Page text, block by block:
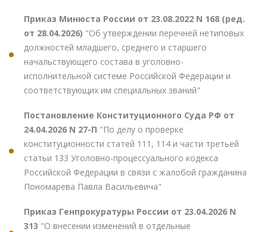
Приказ Минюста России от 23.08.2022 N 168 (ред.
от 28.04.2026) "Об утверждении перечней нетиповых
должностей младшего, среднего и старшего
начальствующего состава в уголовно-
исполнительной системе Российской Федерации и
соответствующих им специальных званий"
Постановление Конституционного Суда РФ от
24.04.2026 N 27-П "По делу о проверке
конституционности статей 111, 114 и части третьей
статьи 133 Уголовно-процессуального кодекса
Российской Федерации в связи с жалобой гражданина
Пономарева Павла Васильевича"
Приказ Генпрокуратуры России от 23.04.2026 N
313 "О внесении изменений в отдельные